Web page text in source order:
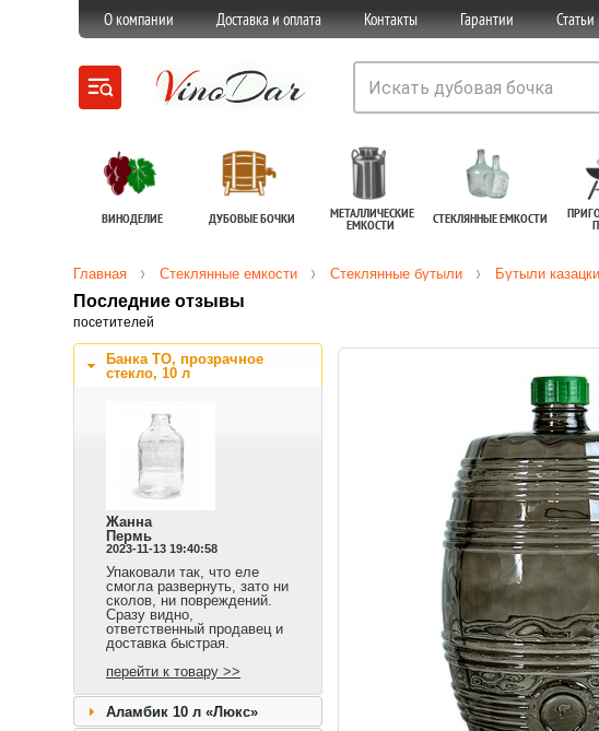
О компании Доставка и оплата Контакты Гарантии Статьи
ВИНОДЕЛИЕ ДУБОВЫЕ БОЧКИ МЕТАЛЛИЧЕСКИЕ
ЕМКОСТИ СТЕКЛЯННЫЕ ЕМКОСТИ
Главная Стеклянные емкости Стеклянные бутыли Бутыли
Последние отзывы
посетителей
Банка ТО, прозрачное
стекло, 10 л
Жанна
Пермь
2023-11-13 19:40:58
Упаковали так, что еле
смогла развернуть, зато ни
сколов, ни повреждений.
Сразу видно,
ответственный продавец и
доставка быстрая.
перейти к товару >>
Аламбик 10 л «Люкс»